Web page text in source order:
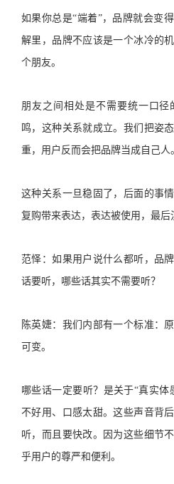
如果你总是“端着”，品牌就会变
解里，品牌不应该是一个冰冷的
个朋友。
朋友之间相处是不需要统一口
鸣，这种关系就成立。我们把姿
重，用户反而会把品牌当成自己人
这种关系一旦稳固了，后面的事
复购带来表达，表达被使用，最后
范怿：如果用户说什么都听，品
话要听，哪些话其实不需要听？
陈英婕：我们内部有一个标准：
可变。
哪些话一定要听？是关于“真实
不好用、口感太甜。这些声音背
听，而且要快改。因为这些细节
乎用户的尊严和便利。